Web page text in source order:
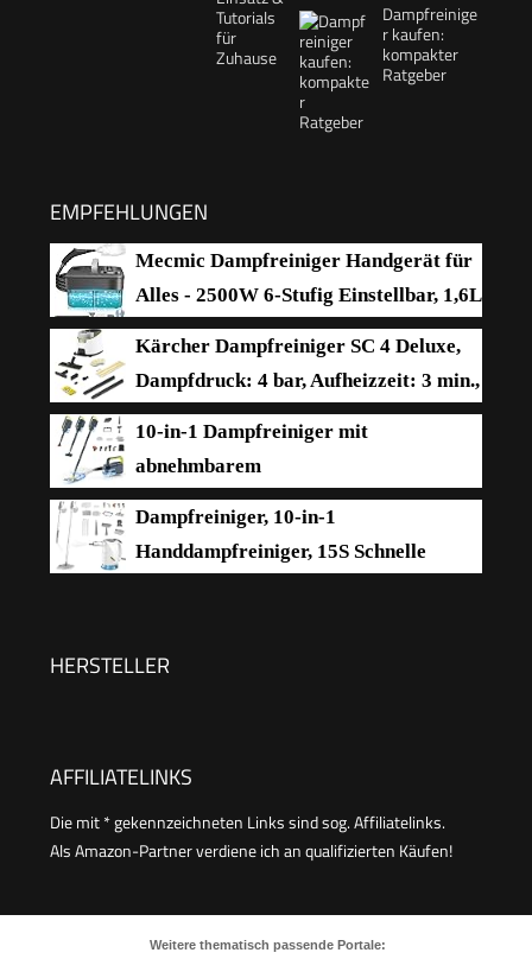
Dampfreinige
r kaufen:
kompakter
Ratgeber
EMPFEHLUNGEN
Mecmic Dampfreiniger Handgerät für
Alles - 2500W 6-Stufig Einstellbar, 1,6L
Wassertank, 120 °C Dampf, 15s
Aufheizzeit, Tragbar mit 10 Zubehörteilen,
Dampfreinigung für Boden,
Polstermöbel,Fenster,Auto
Kärcher Dampfreiniger SC 4 Deluxe,
Dampfdruck: 4 bar, Aufheizzeit: 3 min.,
Fläche: ca. 130 m², Tank: 0,5 l + 1,3 l,
inkl. Bodenreinigungsset EasyFix, Düsen,
Mikrofaser-Überzug und Bürsten, Weiß
10-in-1 Dampfreiniger mit
abnehmbarem
Handgerät,Handdampfreiniger
Zubehör
Dampfreiniger, 10-in-1
Handdampfreiniger, 15S Schnelle
chemikalienfreier für den Heimgebrauch,
HERSTELLER
AFFILIATELINKS
Die mit * gekennzeichneten Links sind sog. Affiliatelinks.
Als Amazon-Partner verdiene ich an qualifizierten Käufen!
Weitere thematisch passende Portale: